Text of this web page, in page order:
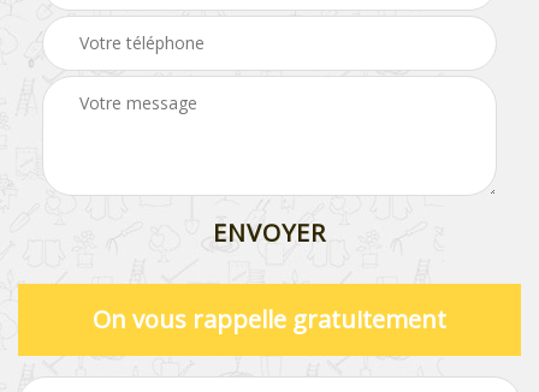
On vous rappelle gratuitement